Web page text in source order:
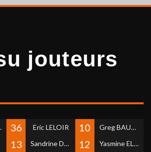
jouteurs
36 Eric LELOIR 10 Greg BAUMANN
13 Sandrine DHINAUT 12 Yasmine EL MKHOUST